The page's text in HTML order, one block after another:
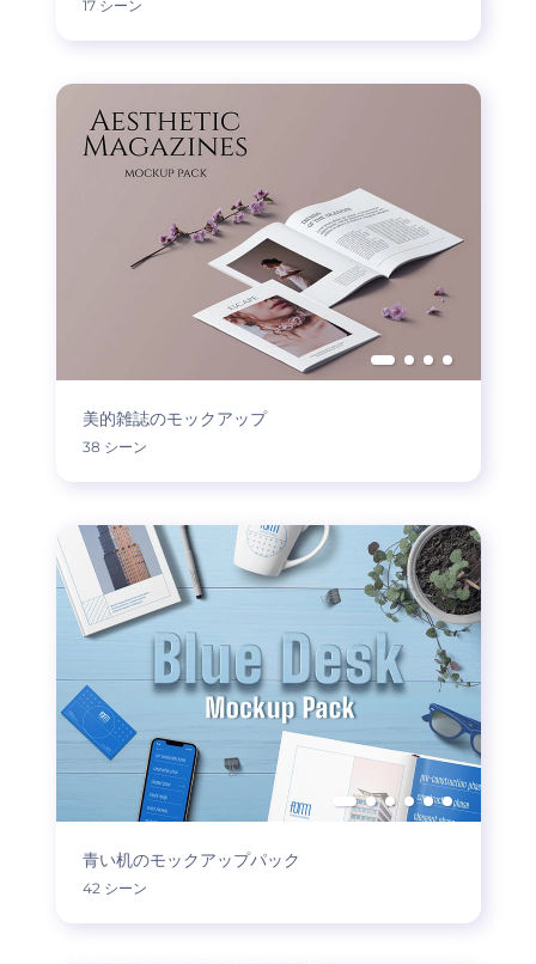
17 シーン
美的雑誌のモックアップ
38 シーン
青い机のモックアップパック
42 シーン